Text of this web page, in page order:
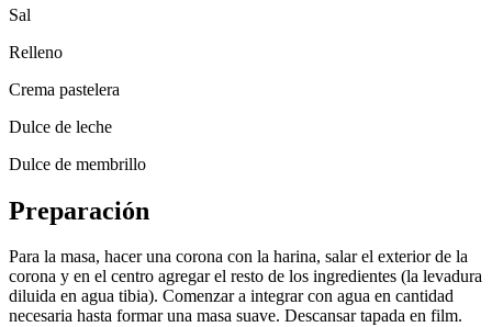
Sal
Relleno
Crema pastelera
Dulce de leche
Dulce de membrillo
Preparación
Para la masa, hacer una corona con la harina, salar el exterior de la
corona y en el centro agregar el resto de los ingredientes (la levadura
diluida en agua tibia). Comenzar a integrar con agua en cantidad
necesaria hasta formar una masa suave. Descansar tapada en film.